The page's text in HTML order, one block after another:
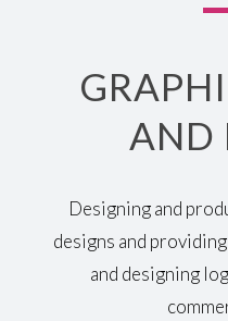
AND
Designing and
designs and
and designing